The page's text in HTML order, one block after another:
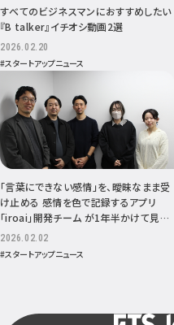
すべてのビジネスマンにおすすめしたい
『B talker』イチオシ動画2選
2026.02.20
#スタートアップニュース
「言葉にできない感情」を、曖昧なまま受
け止める 感情を色で記録するアプリ
「iroai」開発チーム が1年半かけて見つ
けた、小さくて確かな手応え
2026.02.02
#スタートアップニュース